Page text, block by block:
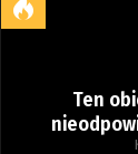
Ten